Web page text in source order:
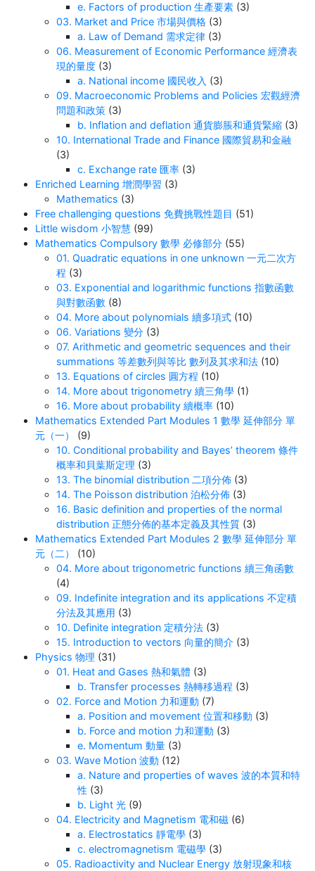
e. Factors of production 生產要素 (3)
03. Market and Price 市場與價格 (3)
a. Law of Demand 需求定律 (3)
06. Measurement of Economic Performance 經濟表
現的量度 (3)
a. National income 國民收入 (3)
09. Macroeconomic Problems and Policies 宏觀經濟
問題和政策 (3)
b. Inflation and deflation 通貨膨脹和通貨緊縮 (3)
10. International Trade and Finance 國際貿易和金融
(3)
c. Exchange rate 匯率 (3)
Enriched Learning 增潤學習 (3)
Mathematics (3)
Free challenging questions 免費挑戰性題目 (51)
Little wisdom 小智慧 (99)
Mathematics Compulsory 數學 必修部分 (55)
01. Quadratic equations in one unknown 一元二次方
程 (3)
03. Exponential and logarithmic functions 指數函數
與對數函數 (8)
04. More about polynomials 續多項式 (10)
06. Variations 變分 (3)
07. Arithmetic and geometric sequences and their
summations 等差數列與等比 數列及其求和法 (10)
13. Equations of circles 圓方程 (10)
14. More about trigonometry 續三角學 (1)
16. More about probability 續概率 (10)
Mathematics Extended Part Modules 1 數學 延伸部分 單
元（一）
(9)
10. Conditional probability and Bayes’ theorem 條件
概率和貝葉斯定理 (3)
13. The binomial distribution 二項分佈 (3)
14. The Poisson distribution 泊松分佈 (3)
16. Basic definition and properties of the normal
distribution 正態分佈的基本定義及其性質 (3)
Mathematics Extended Part Modules 2 數學 延伸部分 單
元（二）
(10)
04. More about trigonometric functions 續三角函數
(4)
09. Indefinite integration and its applications 不定積
分法及其應用 (3)
10. Definite integration 定積分法 (3)
15. Introduction to vectors 向量的簡介 (3)
Physics 物理 (31)
01. Heat and Gases 熱和氣體 (3)
b. Transfer processes 熱轉移過程 (3)
02. Force and Motion 力和運動 (7)
a. Position and movement 位置和移動 (3)
b. Force and motion 力和運動 (3)
e. Momentum 動量 (3)
03. Wave Motion 波動 (12)
a. Nature and properties of waves 波的本質和特
性 (3)
b. Light 光 (9)
04. Electricity and Magnetism 電和磁 (6)
a. Electrostatics 靜電學 (3)
c. electromagnetism 電磁學 (3)
05. Radioactivity and Nuclear Energy 放射現象和核